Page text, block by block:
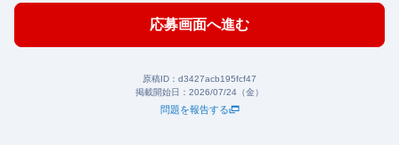
応募画面へ進む
原稿ID： d3427acb195fcf47
掲載開始日： 2026/07/24（金）
問題を報告する